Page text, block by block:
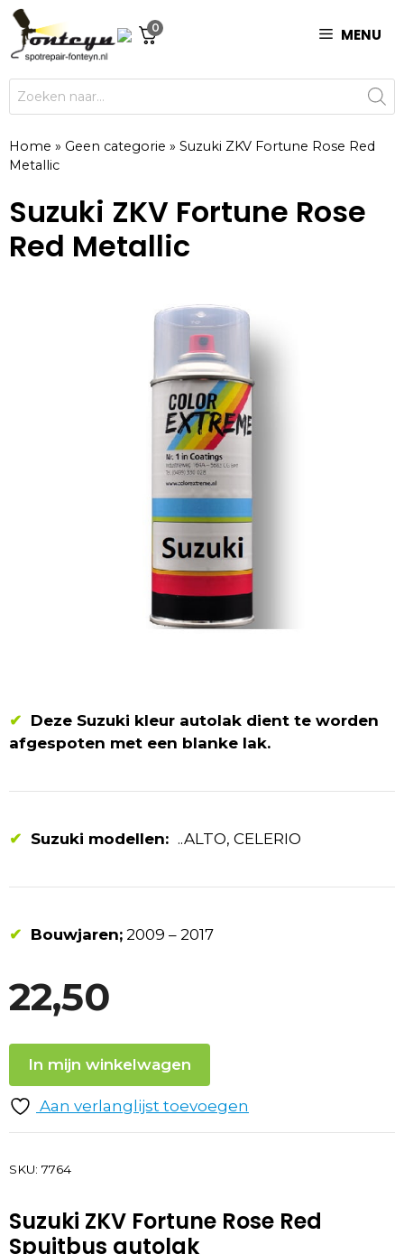
Ga
naar
de
inhoud
0 MENU
Producten
zoeken
Home » Geen categorie » Suzuki ZKV Fortune Rose Red
Metallic
Suzuki ZKV Fortune Rose
Red Metallic
✔ Deze Suzuki kleur autolak dient te worden
afgespoten met een blanke lak.
✔ Suzuki modellen: ..ALTO, CELERIO
✔ Bouwjaren; 2009 – 2017
22,50
In mijn winkelwagen
Aan verlanglijst toevoegen
SKU: 7764
Suzuki ZKV Fortune Rose Red
Spuitbus autolak